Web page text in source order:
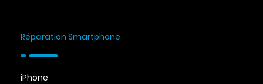
Réparation Smartphone
iPhone